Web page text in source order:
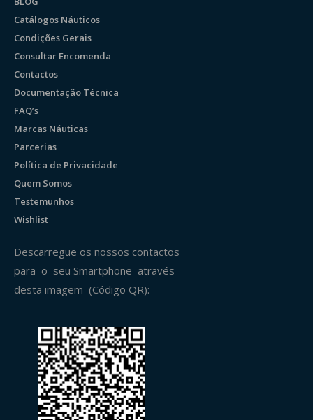
Catálogos Náuticos
Condições Gerais
Consultar Encomenda
Contactos
Documentação Técnica
FAQ’s
Marcas Náuticas
Parcerias
Política de Privacidade
Quem Somos
Testemunhos
Wishlist
Descarregue os nossos contactos
para o seu Smartphone através
desta imagem (Código QR):